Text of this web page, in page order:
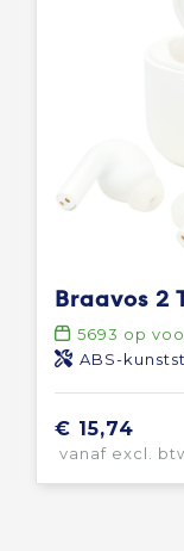
5693 op
ABS-
€ 15,74
vanaf excl.